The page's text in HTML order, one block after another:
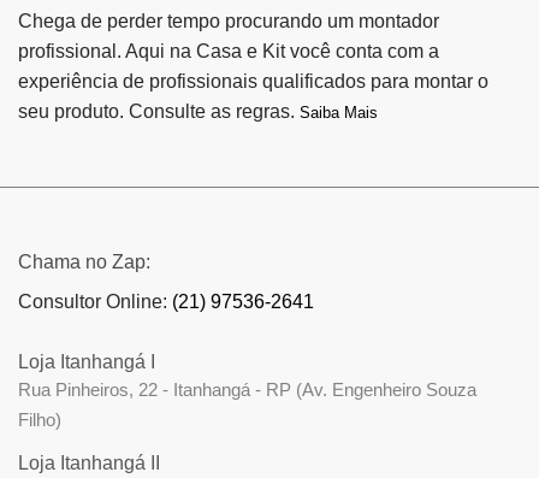
Chega de perder tempo procurando um montador
profissional. Aqui na Casa e Kit você conta com a
experiência de profissionais qualificados para montar o
seu produto. Consulte as regras. Saiba Mais
Chama no Zap:
Consultor Online: (21) 97536-2641
Loja Itanhangá I
Rua Pinheiros, 22 - Itanhangá - RP (Av. Engenheiro Souza
Filho)
Loja Itanhangá II